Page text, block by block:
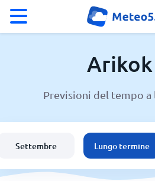
Meteo a Arikok
Italia
Arikok
Previsioni del tempo
Settembre Lungo termine